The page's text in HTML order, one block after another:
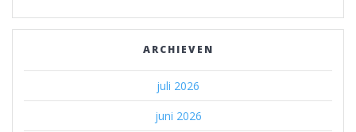
ARCHIEVEN
juli 2026
juni 2026